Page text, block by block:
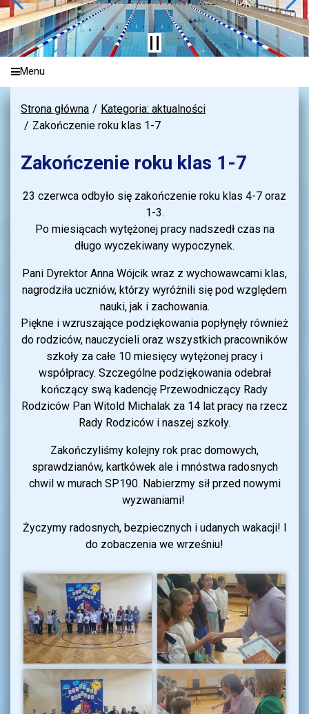
Menu
Strona główna
Kategoria: aktualności
Zakończenie roku klas 1-7
Zakończenie roku klas 1-7
23 czerwca odbyło się zakończenie roku klas 4-7 oraz
1-3.
Po miesiącach wytężonej pracy nadszedł czas na
długo wyczekiwany wypoczynek.
Pani Dyrektor Anna Wójcik wraz z wychowawcami klas,
nagrodziła uczniów, którzy wyróżnili się pod względem
nauki, jak i zachowania.
Piękne i wzruszające podziękowania popłynęły również
do rodziców, nauczycieli oraz wszystkich pracowników
szkoły za całe 10 miesięcy wytężonej pracy i
współpracy. Szczególne podziękowania odebrał
kończący swą kadencję Przewodniczący Rady
Rodziców Pan Witold Michalak za 14 lat pracy na rzecz
Rady Rodziców i naszej szkoły.
Zakończyliśmy kolejny rok prac domowych,
sprawdzianów, kartkówek ale i mnóstwa radosnych
chwil w murach SP190. Nabierzmy sił przed nowymi
wyzwaniami!
Życzymy radosnych, bezpiecznych i udanych wakacji! I
do zobaczenia we wrześniu!